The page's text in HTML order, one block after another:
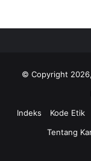
© Copyright
Indeks
Kode Etik
Tentang